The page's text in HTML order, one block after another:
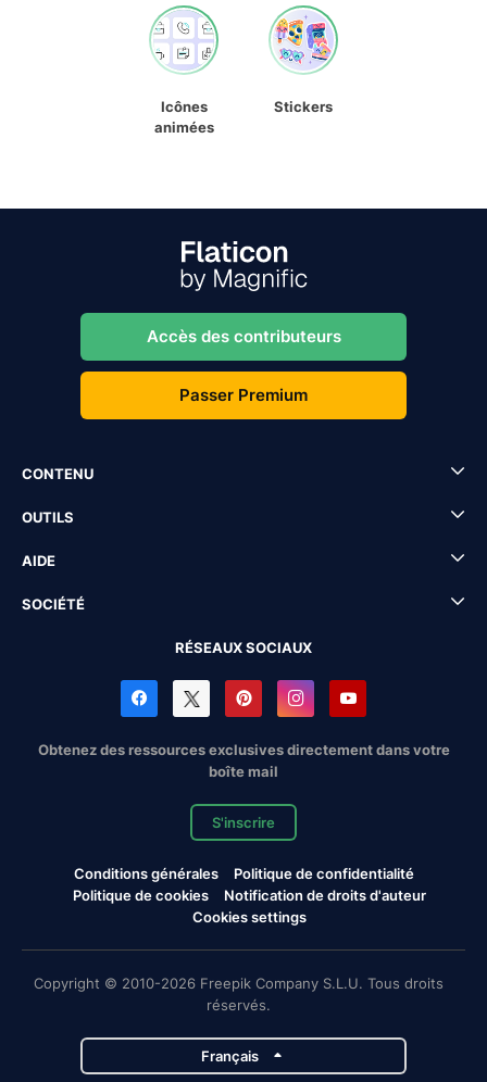
Icônes
animées
Stickers
Accès des contributeurs
Passer Premium
CONTENU
OUTILS
AIDE
SOCIÉTÉ
RÉSEAUX SOCIAUX
Obtenez des ressources exclusives directement dans votre
boîte mail
S'inscrire
Conditions générales
Politique de confidentialité
Politique de cookies
Notification de droits d'auteur
Cookies settings
Copyright © 2010-2026 Freepik Company S.L.U. Tous droits
réservés.
Français